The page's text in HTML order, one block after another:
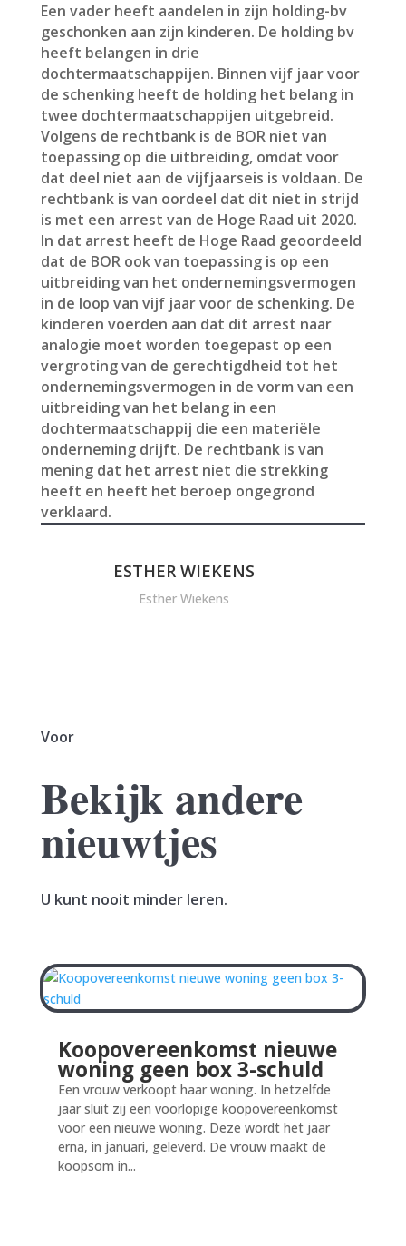
Een vader heeft aandelen in zijn holding-bv
geschonken aan zijn kinderen. De holding bv
heeft belangen in drie
dochtermaatschappijen. Binnen vijf jaar voor
de schenking heeft de holding het belang in
twee dochtermaatschappijen uitgebreid.
Volgens de rechtbank is de BOR niet van
toepassing op die uitbreiding, omdat voor
dat deel niet aan de vijfjaarseis is voldaan. De
rechtbank is van oordeel dat dit niet in strijd
is met een arrest van de Hoge Raad uit 2020.
In dat arrest heeft de Hoge Raad geoordeeld
dat de BOR ook van toepassing is op een
uitbreiding van het ondernemingsvermogen
in de loop van vijf jaar voor de schenking. De
kinderen voerden aan dat dit arrest naar
analogie moet worden toegepast op een
vergroting van de gerechtigdheid tot het
ondernemingsvermogen in de vorm van een
uitbreiding van het belang in een
dochtermaatschappij die een materiële
onderneming drijft. De rechtbank is van
mening dat het arrest niet die strekking
heeft en heeft het beroep ongegrond
verklaard.
ESTHER WIEKENS
Esther Wiekens
Voor
Bekijk andere
nieuwtjes
U kunt nooit minder leren.
Koopovereenkomst nieuwe
woning geen box 3-schuld
Een vrouw verkoopt haar woning. In hetzelfde
jaar sluit zij een voorlopige koopovereenkomst
voor een nieuwe woning. Deze wordt het jaar
erna, in januari, geleverd. De vrouw maakt de
koopsom in...